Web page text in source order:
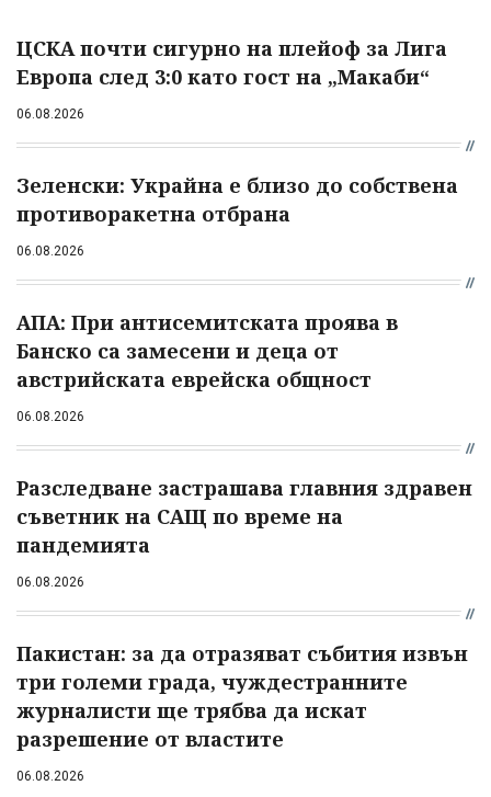
ЦСКА почти сигурно на плейоф за Лига
Европа след 3:0 като гост на „Макаби“
06.08.2026
Зеленски: Украйна е близо до собствена
противоракетна отбрана
06.08.2026
АПА: При антисемитската проява в
Банско са замесени и деца от
австрийската еврейска общност
06.08.2026
Разследване застрашава главния здравен
съветник на САЩ по време на
пандемията
06.08.2026
Пакистан: за да отразяват събития извън
три големи града, чуждестранните
журналисти ще трябва да искат
разрешение от властите
06.08.2026